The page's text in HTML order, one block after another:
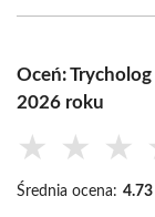
Oceń:
2026 roku
★ ★ ★
Średnia ocena: 4.73